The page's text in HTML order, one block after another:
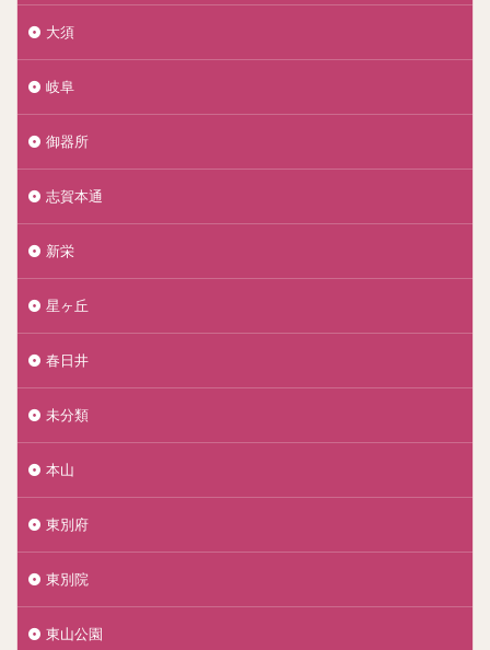
大須
岐阜
御器所
志賀本通
新栄
星ヶ丘
春日井
未分類
本山
東別府
東別院
東山公園